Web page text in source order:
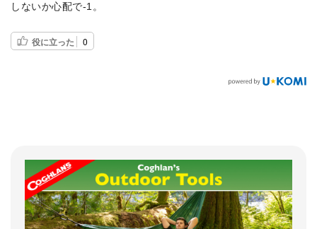
しないか心配で-1。
役に立った 0